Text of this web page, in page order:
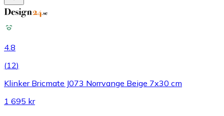
4.8
(12)
Klinker Bricmate J073 Norrvange Beige 7x30 cm
1 695 kr